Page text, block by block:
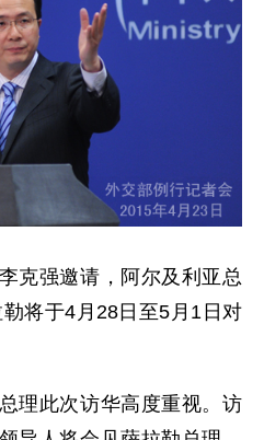
强邀请，阿尔及利亚总
将于4月28日至5月1日对
此次访华高度重视。访